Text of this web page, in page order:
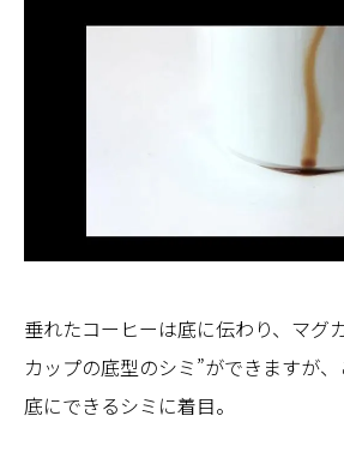
垂れたコーヒーは底に伝わり、マグ
カップの底型のシミ”ができますが
底にできるシミに着目。